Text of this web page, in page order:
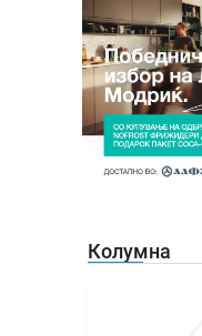
Колумна